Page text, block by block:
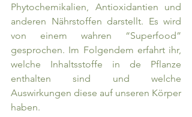
Phytochemikalien, Antioxidantien und
anderen Nährstoffen darstellt. Es wird
von einem wahren “Superfood”
gesprochen. Im Folgendem erfahrt ihr,
welche Inhaltsstoffe in de Pflanze
enthalten sind und welche
Auswirkungen diese auf unseren Körper
haben.